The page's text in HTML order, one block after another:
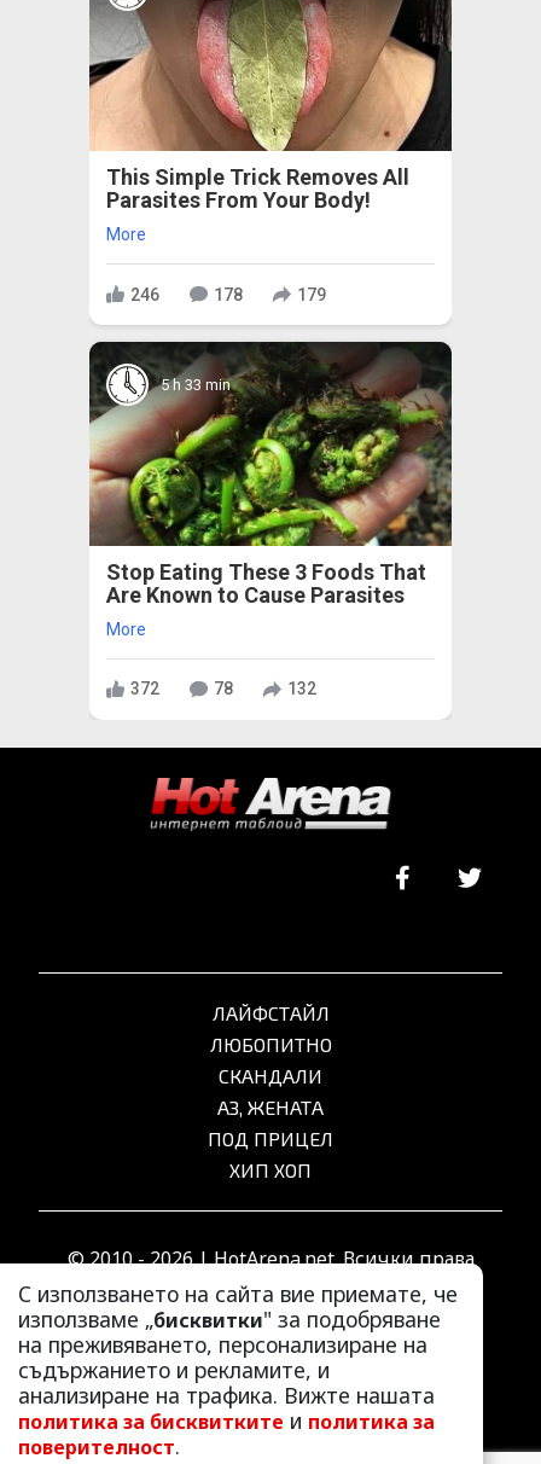
This Simple Trick Removes All
Parasites From Your Body!
More
246 178 179
5 h 33 min
Stop Eating These 3 Foods That
Are Known to Cause Parasites
More
372 78 132
С използването на сайта вие приемате, че
използваме „бисквитки" за подобряване
на преживяването, персонализиране на
съдържанието и рекламите, и
анализиране на трафика. Вижте нашата
политика за бисквитките и политика за
поверителност.
ЛАЙФСТАЙЛ
ЛЮБОПИТНО
СКАНДАЛИ
АЗ, ЖЕНАТА
ПОД ПРИЦЕЛ
ХИП ХОП
© 2010 - 2026 | HotArena.net. Всички права
запазени.
РЕКЛАМА
КОНТАКТИ
ОБЩИ УСЛОВИЯ
ПОЛИТИКА ЗА ПОВЕРИТЕЛНОСТ